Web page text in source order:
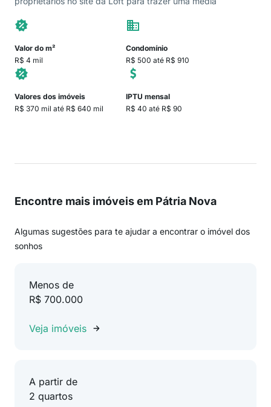
Valor do m²
R$ 4 mil
Condomínio
R$ 500 até R$ 910
Valores dos imóveis
R$ 370 mil até R$ 640 mil
IPTU mensal
R$ 40 até R$ 90
Encontre mais imóveis em Pátria Nova
Algumas sugestões para te ajudar a encontrar o imóvel dos
sonhos
Menos de
R$ 700.000
Veja imóveis
A partir de
2 quartos